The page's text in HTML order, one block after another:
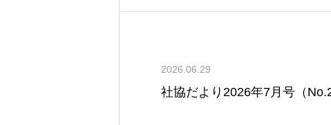
2026.06.29
社協だより2026年7月号（